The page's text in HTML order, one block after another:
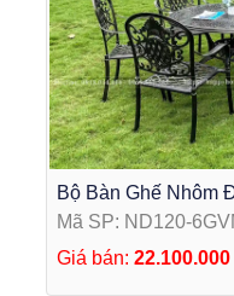
Bộ Bàn Ghế Nhôm
ND120-6GVML Mặt
Mã SP: ND120-
Giá bán: